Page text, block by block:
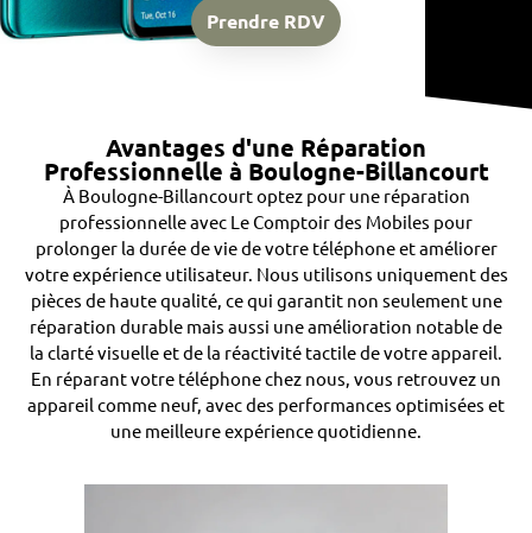
Prendre RDV
Avantages d'une Réparation
Professionnelle à Boulogne-Billancourt​
À Boulogne-Billancourt optez pour une réparation
professionnelle avec Le Comptoir des Mobiles pour
prolonger la durée de vie de votre téléphone et améliorer
votre expérience utilisateur. Nous utilisons uniquement des
pièces de haute qualité, ce qui garantit non seulement une
réparation durable mais aussi une amélioration notable de
la clarté visuelle et de la réactivité tactile de votre appareil.
En réparant votre téléphone chez nous, vous retrouvez un
appareil comme neuf, avec des performances optimisées et
une meilleure expérience quotidienne.